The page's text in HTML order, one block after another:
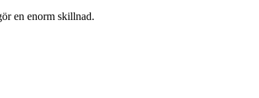
en enorm skillnad.